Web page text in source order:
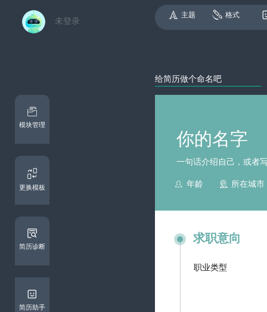
主题 格式
未登录
模块管理
更换模板
简历诊断
简历助手
 
求职意向